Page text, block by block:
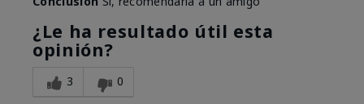
¿Le ha resultado útil esta
opinión?
3 0